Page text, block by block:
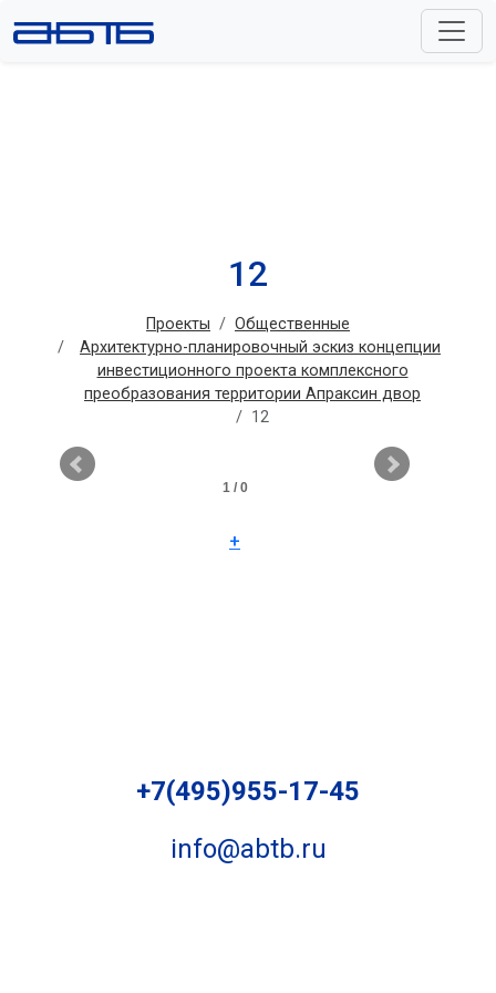
12
Проекты
Общественные
Архитектурно-планировочный эскиз концепции
инвестиционного проекта комплексного
преобразования территории Апраксин двор
12
1 / 0
+
+7(495)955-17-45
info@abtb.ru